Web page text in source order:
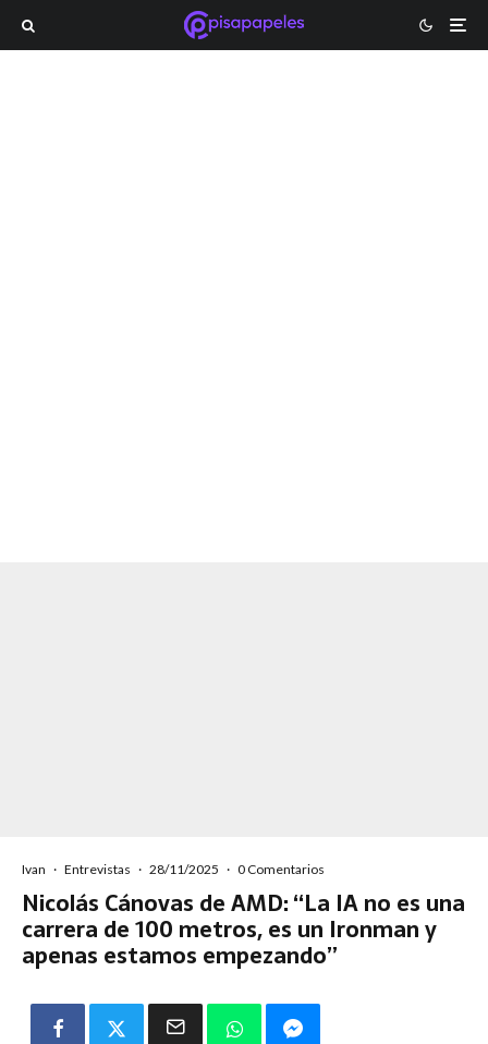
Ivan · Entrevistas · 28/11/2025 · 0 Comentarios
Nicolás Cánovas de AMD: “La IA no es una
carrera de 100 metros, es un Ironman y
apenas estamos empezando”